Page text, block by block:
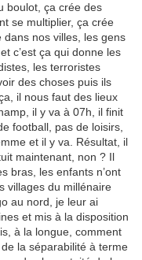
boulot, ça crée des
se multiplier, ça crée
dans nos villes, les gens
c’est ça qui donne les
les terroristes
des choses puis ils
il nous faut des lieux
il y va à 07h, il finit
football, pas de loisirs,
et il y va. Résultat, il
maintenant, non ? Il
bras, les enfants n’ont
villages du millénaire
au nord, je leur ai
et mis à la disposition
à la longue, comment
la séparabilité à terme